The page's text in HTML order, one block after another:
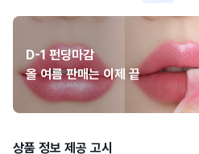
D-1 펀딩마감
올 여름 판매는 이제 끝
상품 정보 제공 고시